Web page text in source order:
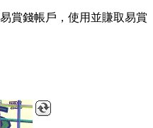
賞錢帳戶，使用並賺取易賞